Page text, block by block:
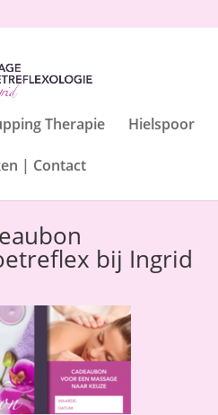
Therapie Hielspoor
| Contact
bij Ingrid